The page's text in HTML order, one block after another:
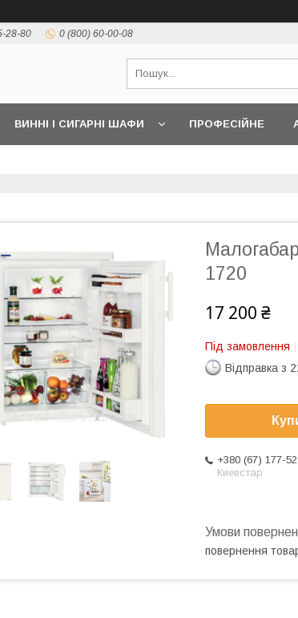
28-80 0 (800) 60-00-08
ВИННІ І СИГАРНІ ШАФИ ПРОФЕСІЙНЕ
1720
17 200 ₴
Під замовлення
Відправка з
+380 (67) 177-
Киевстар
повернення